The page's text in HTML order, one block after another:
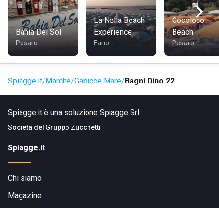
Bahia Del Sol
Pesaro
La Nella Beach
Experience
Fano
Cocoloco
Beach
Pesaro
Spiagge.it Marche Gabicce Mare Bagni Dino 22
Spiagge.it è una soluzione Spiagge Srl
Società del Gruppo Zucchetti
Spiagge.it
Chi siamo
Magazine